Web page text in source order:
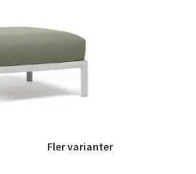
Fler varianter